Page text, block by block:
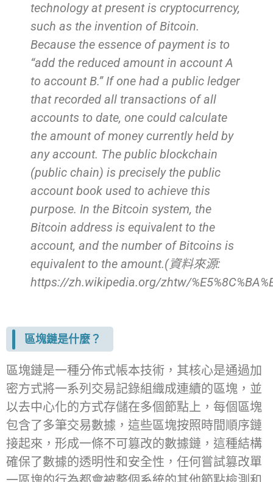
technology at present is cryptocurrency,
such as the invention of Bitcoin.
Because the essence of payment is to
“add the reduced amount in account A
to account B.” If one had a public ledger
that recorded all transactions of all
accounts to date, one could calculate
the amount of money currently held by
any account. The public blockchain
(public chain) is precisely the public
account book used to achieve this
purpose. In the Bitcoin system, the
Bitcoin address is equivalent to the
account, and the number of Bitcoins is
equivalent to the amount.(資料來源:
https://zh.wikipedia.org/zhtw/
區塊鏈是什麼？
區塊鏈是一種分佈式帳本技術，其核心是通過加
密方式將一系列交易記錄組織成連續的區塊，並
以去中心化的方式存儲在多個節點上，每個區塊
包含了多筆交易數據，這些區塊按照時間順序鏈
接起來，形成一條不可篡改的數據鏈，這種結構
確保了數據的透明性和安全性，任何嘗試篡改單